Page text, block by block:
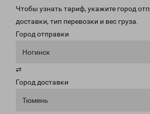
Чтобы узнать тариф, укажите город
доставки, тип перевозки и вес груза.
Город отправки
Ногинск
⇄
Город доставки
Тюмень